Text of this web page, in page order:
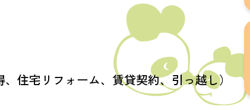
住宅リフォーム、賃貸契約、引っ越し）